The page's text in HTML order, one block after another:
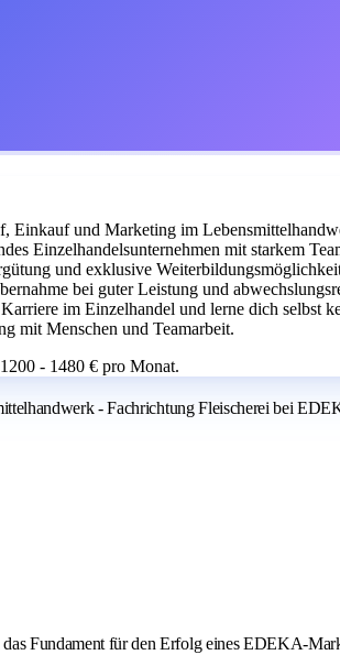
Einkauf und Marketing im
Einzelhandelsunternehmen mit starkem
und exklusive
bei guter Leistung und
im Einzelhandel und lerne dich selbst
mit Menschen und Teamarbeit.
- 1480 € pro Monat.
- Fachrichtung Fleischerei bei
Fundament für den Erfolg eines EDEKA-